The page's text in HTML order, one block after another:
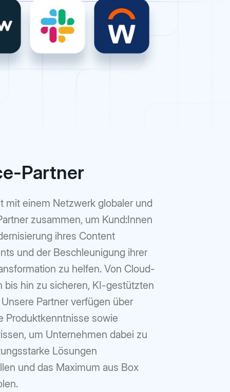
Partner
mit einem Netzwerk globaler und
zusammen, um Kund:Innen
ihres Content
und der Beschleunigung ihrer
zu helfen. Von Cloud-
bis hin zu sicheren, KI-gestützten
Partner verfügen über
Produktkenntnisse sowie
um Unternehmen dabei zu
Lösungen
und das Maximum aus Box